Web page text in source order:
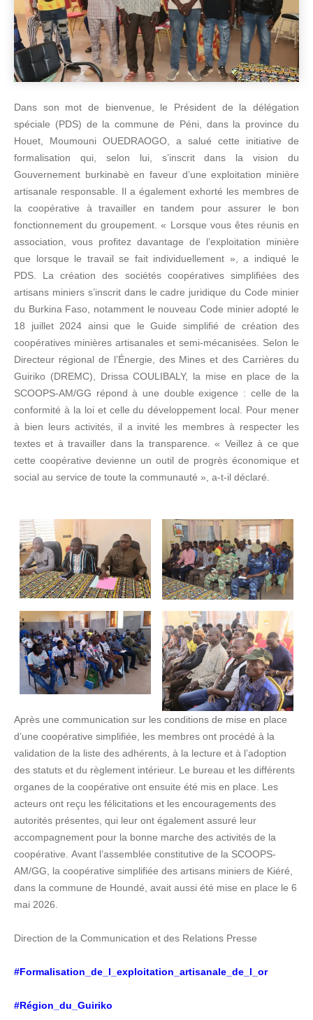
Dans son mot de bienvenue, le Président de la délégation
spéciale (PDS) de la commune de Péni, dans la province du
Houet, Moumouni OUEDRAOGO, a salué cette initiative de
formalisation qui, selon lui, s’inscrit dans la vision du
Gouvernement burkinabè en faveur d’une exploitation minière
artisanale responsable. Il a également exhorté les membres de
la coopérative à travailler en tandem pour assurer le bon
fonctionnement du groupement. « Lorsque vous êtes réunis en
association, vous profitez davantage de l’exploitation minière
que lorsque le travail se fait individuellement », a indiqué le
PDS. La création des sociétés coopératives simplifiées des
artisans miniers s’inscrit dans le cadre juridique du Code minier
du Burkina Faso, notamment le nouveau Code minier adopté le
18 juillet 2024 ainsi que le Guide simplifié de création des
coopératives minières artisanales et semi-mécanisées. Selon le
Directeur régional de l’Énergie, des Mines et des Carrières du
Guiriko (DREMC), Drissa COULIBALY, la mise en place de la
SCOOPS-AM/GG répond à une double exigence : celle de la
conformité à la loi et celle du développement local. Pour mener
à bien leurs activités, il a invité les membres à respecter les
textes et à travailler dans la transparence. « Veillez à ce que
cette coopérative devienne un outil de progrès économique et
social au service de toute la communauté », a-t-il déclaré.
Après une communication sur les conditions de mise en place
d’une coopérative simplifiée, les membres ont procédé à la
validation de la liste des adhérents, à la lecture et à l’adoption
des statuts et du règlement intérieur. Le bureau et les différents
organes de la coopérative ont ensuite été mis en place. Les
acteurs ont reçu les félicitations et les encouragements des
autorités présentes, qui leur ont également assuré leur
accompagnement pour la bonne marche des activités de la
coopérative. Avant l’assemblée constitutive de la SCOOPS-
AM/GG, la coopérative simplifiée des artisans miniers de Kiéré,
dans la commune de Houndé, avait aussi été mise en place le 6
mai 2026.
Direction de la Communication et des Relations Presse
#Formalisation_de_l_exploitation_artisanale_de_l_or
#Région_du_Guiriko